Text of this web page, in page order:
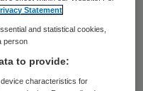
gezonde
Zo’n
keer per maand in
Statement
and statistical cookies,
person
to provide:
characteristics for